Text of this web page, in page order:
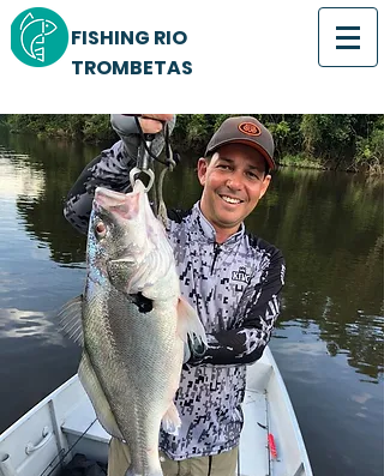
FISHING RIO
TROMBETAS